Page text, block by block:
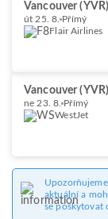
Vancouver (YVR)
út 25. 8. Přímý
Flair Airlines
Vancouver (YVR)
ne 23. 8. Přímý
WestJet
aktuální a
se poskytovat